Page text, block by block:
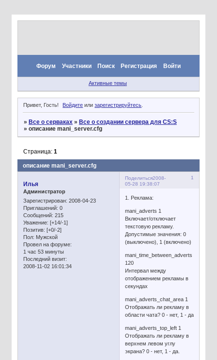
Форум Участники Поиск Регистрация Войти
Активные темы
Привет, Гость! Войдите илизарегистрируйтесь.
» Все о серваках » Все о создании сервера для CS:S
» описание mani_server.cfg
описание mani_server.cfg
Страница: 1
Поделиться 1
2008-
05-28 19:38:07
Илья
Администратор
Зарегистрирован: 2008-04-23
Приглашений: 0
Сообщений: 215
Уважение: [+14/-1]
Позитив: [+0/-2]
Пол: Мужской
Провел на форуме:
1 час 53 минуты
Последний визит:
2008-11-02 16:01:34
1. Реклама:
mani_adverts 1
Включает/отключает
текстовую рекламу.
Допустимые значения: 0
(выключено), 1 (включено)
mani_time_between_adverts
120
Интервал между
отображением рекламы в
секундах
mani_adverts_chat_area 1
Отображать ли рекламу в
области чата? 0 - нет, 1 - да
mani_adverts_top_left 1
Отображать ли рекламу в
верхнем левом углу
экрана? 0 - нет, 1 - да.